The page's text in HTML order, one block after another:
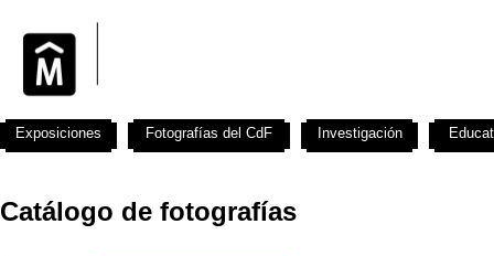
Catálogo de fotografías
Exposiciones Fotografías del CdF Investigación